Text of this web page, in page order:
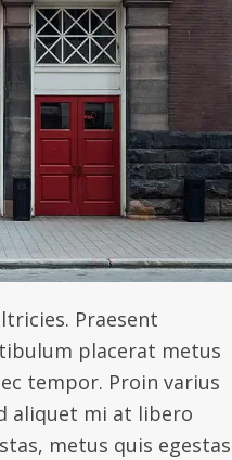
Praesent
placerat metus
tempor. Proin varius
aliquet mi at libero
metus quis egestas